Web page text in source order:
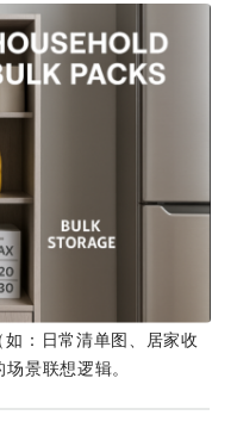
（如：日常清单图、居家收
景联想逻辑。